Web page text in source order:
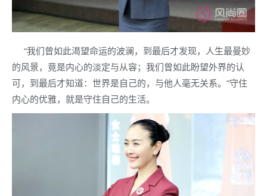
“我们曾如此渴望命运的波澜，到最后才发现，人生最曼妙
的风景，竟是内心的淡定与从容；我们曾如此盼望外界的认
可，到最后才知道：世界是自己的，与他人毫无关系。”守住
内心的优雅，就是守住自己的生活。